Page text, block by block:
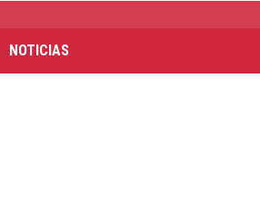
NOTICIAS